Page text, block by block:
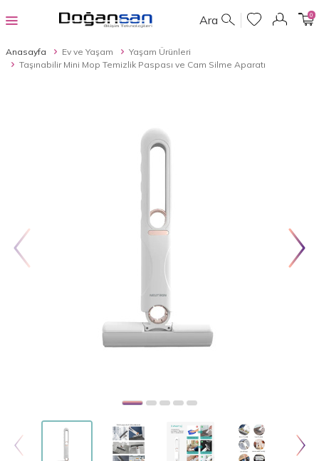
Ara 0
Anasayfa Ev ve Yaşam
Yaşam Ürünleri
Taşınabilir Mini Mop Temizlik Paspası ve Cam Silme Aparatı